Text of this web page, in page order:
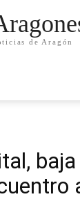
de Aragón